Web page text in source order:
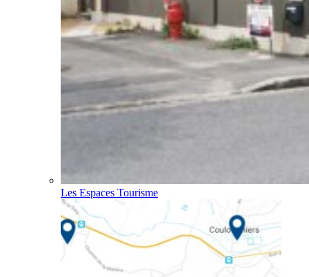
Les Espaces Tourisme